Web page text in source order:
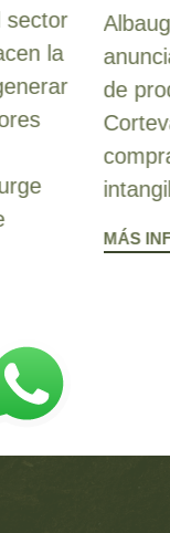
sector
la
de
MÁS